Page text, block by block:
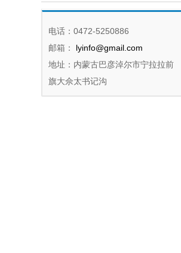
电话：0472-5250886
邮箱：
lyinfo@gmail.com
地址：内蒙古巴彦淖尔市宁拉拉前
旗大佘太书记沟